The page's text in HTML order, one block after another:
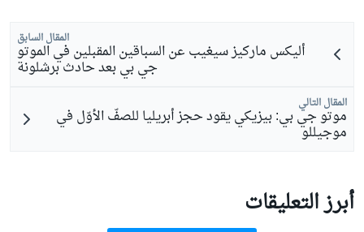
المقال السابق
أليكس ماركيز سيغيب عن السباقين المقبلين في الموتو
جي بي بعد حادث برشلونة
المقال التالي
موتو جي بي: بيزيكي يقود حجز أبريليا للصفّ الأوّل في
موجيللو
أبرز التعليقات